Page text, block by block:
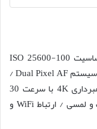
32.5 مگاپیکسل / اندازه حسگر APS-C / حساسیت 100-25600 ISO
قابل گسترش تا 51200 / ۴۵ نقطه فوکوس با سیستم Dual Pixel AF /
سرعت عکاسی پیاپی 10 فریم در ثانیه / فیلمبرداری 4K با سرعت 30
فریم در ثانیه / اندازه مانیتور ۳ اینچ متحرک و لمسی / ارتباط WiFi و